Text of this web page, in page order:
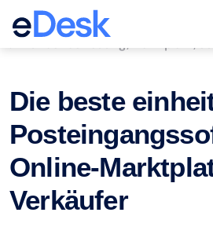
eCommerce Support Central
Die beste
Online-
Verkäufer